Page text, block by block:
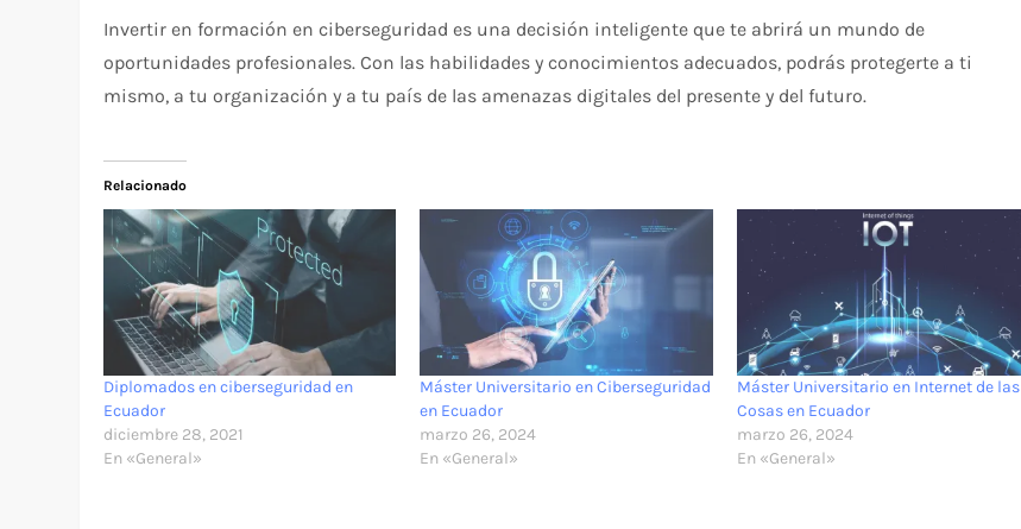
Invertir en formación en ciberseguridad es una decisión inteligente que te abrirá un mundo de
oportunidades profesionales. Con las habilidades y conocimientos adecuados, podrás protegerte a ti
mismo, a tu organización y a tu país de las amenazas digitales del presente y del futuro.
Relacionado
Diplomados en ciberseguridad en
Ecuador
diciembre 28, 2021
En «General»
Máster Universitario en Ciberseguridad
en Ecuador
marzo 26, 2024
En «General»
Máster Universitario en Internet de las
Cosas en Ecuador
marzo 26, 2024
En «General»